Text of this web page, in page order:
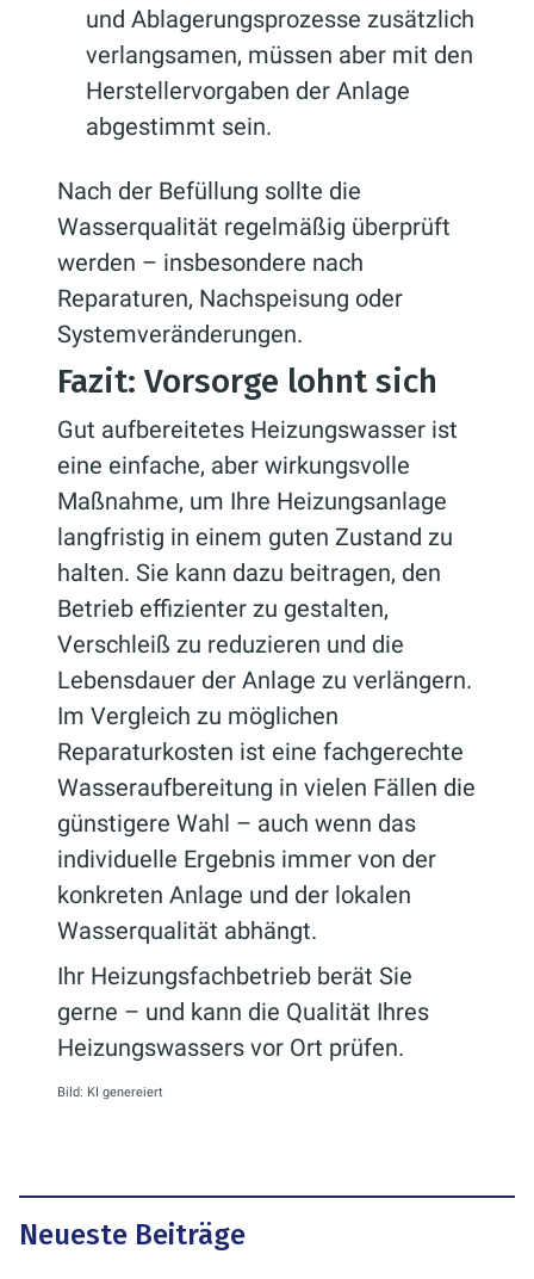
und Ablagerungsprozesse zusätzlich
verlangsamen, müssen aber mit den
Herstellervorgaben der Anlage
abgestimmt sein.
Nach der Befüllung sollte die
Wasserqualität regelmäßig überprüft
werden – insbesondere nach
Reparaturen, Nachspeisung oder
Systemveränderungen.
Fazit: Vorsorge lohnt sich
Gut aufbereitetes Heizungswasser ist
eine einfache, aber wirkungsvolle
Maßnahme, um Ihre Heizungsanlage
langfristig in einem guten Zustand zu
halten. Sie kann dazu beitragen, den
Betrieb effizienter zu gestalten,
Verschleiß zu reduzieren und die
Lebensdauer der Anlage zu verlängern.
Im Vergleich zu möglichen
Reparaturkosten ist eine fachgerechte
Wasseraufbereitung in vielen Fällen die
günstigere Wahl – auch wenn das
individuelle Ergebnis immer von der
konkreten Anlage und der lokalen
Wasserqualität abhängt.
Ihr Heizungsfachbetrieb berät Sie
gerne – und kann die Qualität Ihres
Heizungswassers vor Ort prüfen.
Bild: KI genereiert
Neueste Beiträge